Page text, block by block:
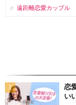
遠距離恋愛カップル
恋
い